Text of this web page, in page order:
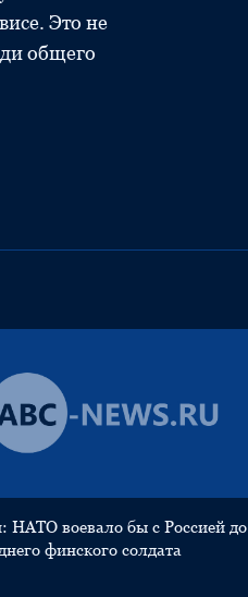
Это не
общего
НАТО воевало бы с Россией до
финского солдата